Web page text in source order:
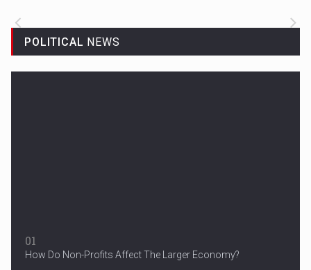
POLITICAL NEWS
01
How Do Non-Profits Affect The Larger Economy?